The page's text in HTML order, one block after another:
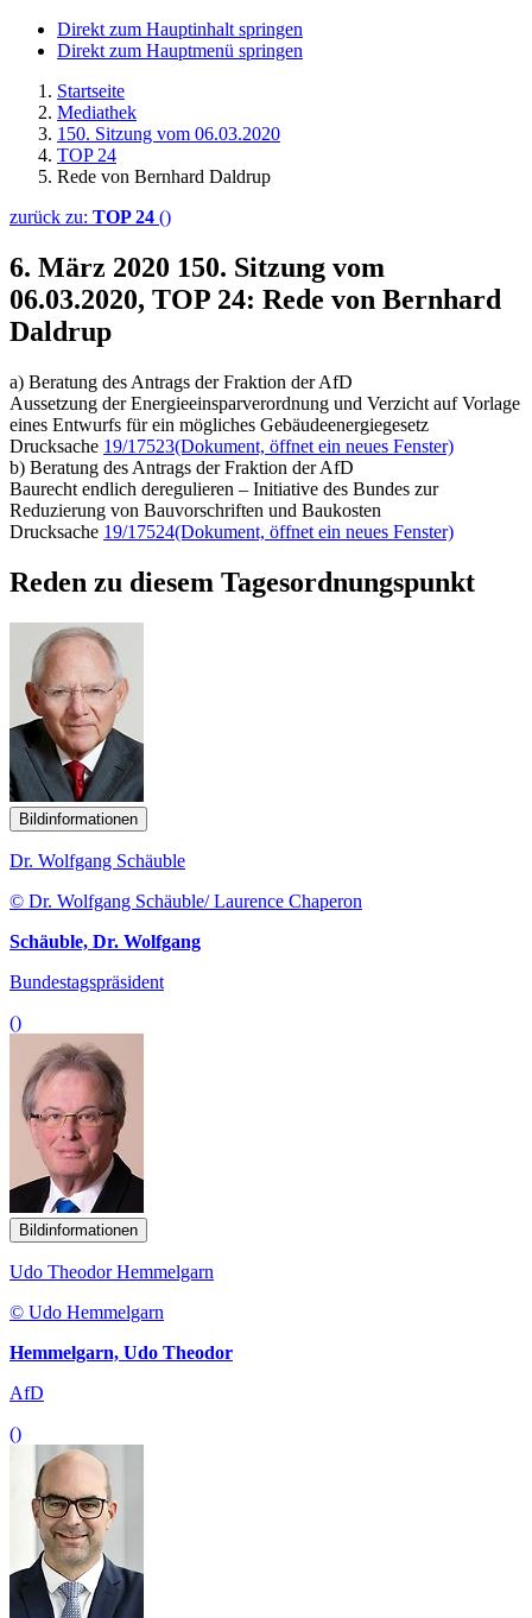
Direkt zum Hauptinhalt springen
Direkt zum Hauptmenü springen
Startseite
Mediathek
150. Sitzung vom 06.03.2020
TOP 24
Rede von Bernhard Daldrup
zurück zu: TOP 24 ()
6. März 2020 150. Sitzung vom
06.03.2020, TOP 24: Rede von Bernhard
Daldrup
a) Beratung des Antrags der Fraktion der AfD
Aussetzung der Energieeinsparverordnung und Verzicht auf Vorlage
eines Entwurfs für ein mögliches Gebäudeenergiegesetz
Drucksache 19/17523(Dokument, öffnet ein neues Fenster)
b) Beratung des Antrags der Fraktion der AfD
Baurecht endlich deregulieren – Initiative des Bundes zur
Reduzierung von Bauvorschriften und Baukosten
Drucksache 19/17524(Dokument, öffnet ein neues Fenster)
Reden zu diesem Tagesordnungspunkt
Bildinformationen
Dr. Wolfgang Schäuble
© Dr. Wolfgang Schäuble/ Laurence Chaperon
Schäuble, Dr. Wolfgang
Bundestagspräsident
()
Bildinformationen
Udo Theodor Hemmelgarn
© Udo Hemmelgarn
Hemmelgarn, Udo Theodor
AfD
()